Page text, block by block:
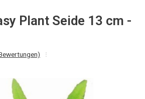
Plant Seide 13 cm -